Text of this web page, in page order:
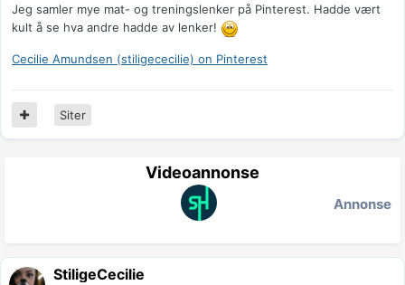
Jeg samler mye mat- og treningslenker på Pinterest. Hadde vært
kult å se hva andre hadde av lenker!
Cecilie Amundsen (stiligececilie) on Pinterest
Siter
Videoannonse
Annonse
StiligeCecilie